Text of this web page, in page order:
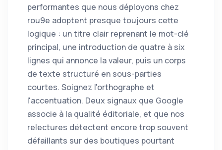
performantes que nous déployons chez
rou9e adoptent presque toujours cette
logique : un titre clair reprenant le mot-clé
principal, une introduction de quatre à six
lignes qui annonce la valeur, puis un corps
de texte structuré en sous-parties
courtes. Soignez l'orthographe et
l'accentuation. Deux signaux que Google
associe à la qualité éditoriale, et que nos
relectures détectent encore trop souvent
défaillants sur des boutiques pourtant